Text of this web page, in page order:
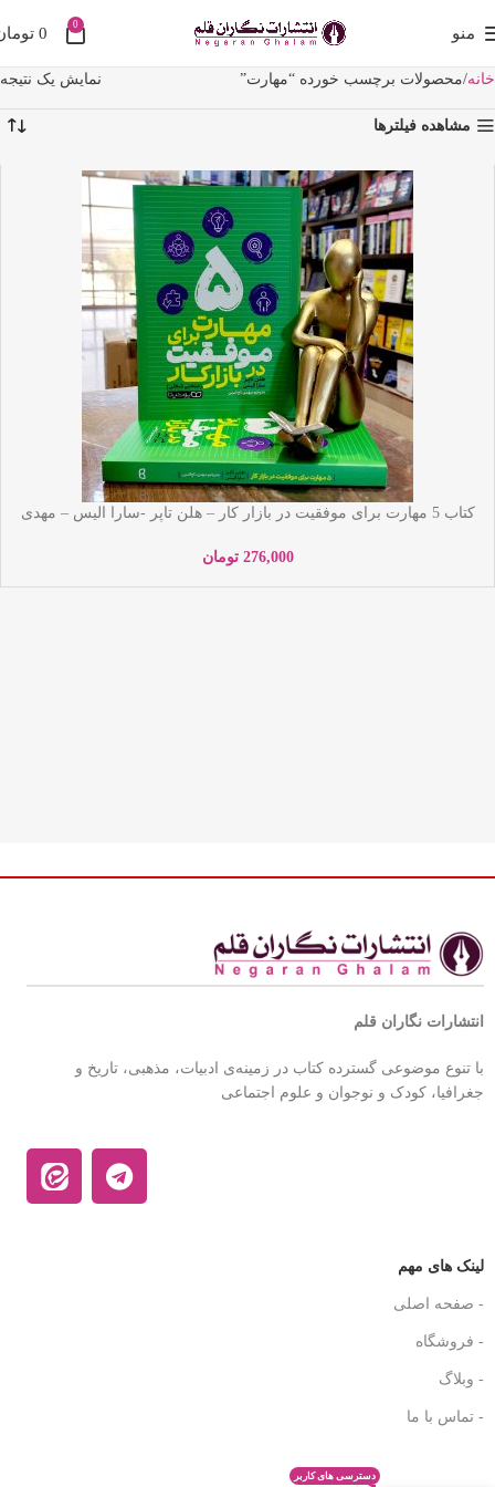
منو 0
0
خانه محصولات برچسب خورده “مهارت” نمایش یک نتیجه
مشاهده فیلترها
کتاب 5 مهارت برای موفقیت در بازار کار – هلن تاپر -سارا الیس – مهدی
276,000 تومان
انتشارات نگاران قلم
با تنوع موضوعی گسترده کتاب در زمینه‌ی ادبیات، مذهبی، تاریخ و
جغرافیا، کودک و نوجوان و علوم اجتماعی
لینک های مهم
- صفحه اصلی
- فروشگاه
- وبلاگ
- تماس با ما
دسترسی های کاربر